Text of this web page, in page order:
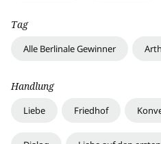
Tag
Alle Berlinale Gewinner
Handlung
Liebe Friedhof